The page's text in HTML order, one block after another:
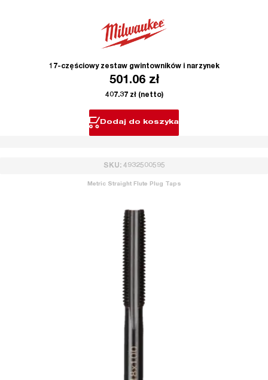
17-częściowy zestaw gwintowników i narzynek
501.06 zł
407.37 zł(netto)
Dodaj do koszyka
SKU: 4932500595
Metric Straight Flute Plug Taps